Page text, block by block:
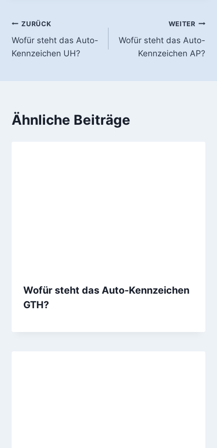
Beitragsnavigation
ZURÜCK
Wofür steht das Auto-
Kennzeichen UH?
WEITER
Wofür steht das Auto-
Kennzeichen AP?
Ähnliche Beiträge
Wofür steht das Auto-Kennzeichen
GTH?